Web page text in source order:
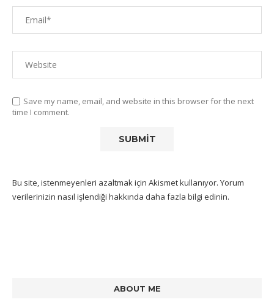
Save my name, email, and website in this browser for the next
time I comment.
Bu site, istenmeyenleri azaltmak için Akismet kullanıyor. Yorum
verilerinizin nasıl işlendiği hakkında daha fazla bilgi edinin.
ABOUT ME